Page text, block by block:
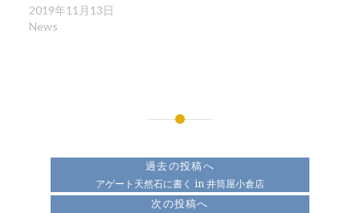
2019年11月13日
News
過去の投稿へ
アゲート天然石に書く in 井筒屋小倉店
次の投稿へ